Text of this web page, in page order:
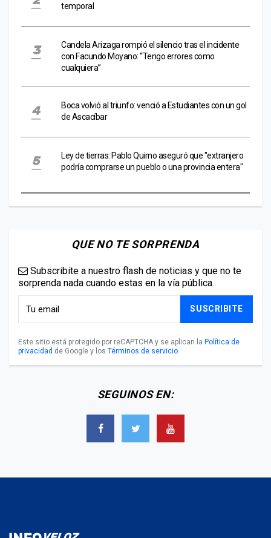
temporal
Candela Arizaga rompió el silencio tras el incidente
con Facundo Moyano: “Tengo errores como
cualquiera”
Boca volvió al triunfo: venció a Estudiantes con un gol
de Ascacíbar
Ley de tierras: Pablo Quirno aseguró que "extranjero
podría comprarse un pueblo o una provincia entera"
QUE NO TE SORPRENDA
Subscribite a nuestro flash de noticias y que no te
sorprenda nada cuando estas en la vía pública.
SUSCRIBITE
Este sitio está protegido por reCAPTCHA y se aplican la Política de
privacidad de Google y los Términos de servicio.
SEGUINOS EN: